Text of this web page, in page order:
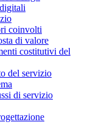
coinvolti
di valore
costitutivi del
del servizio
di servizio